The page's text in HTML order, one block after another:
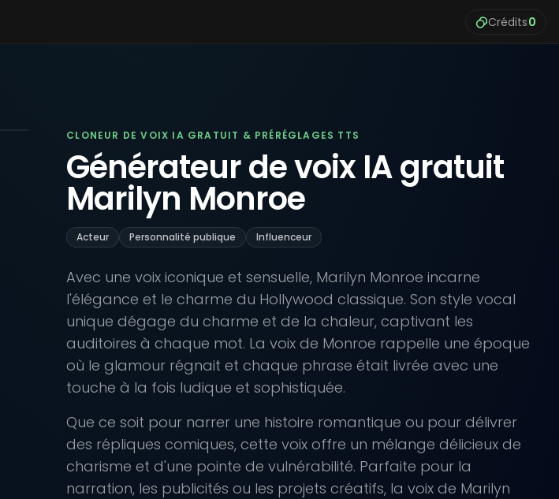
Crédits0
CLONEUR DE VOIX IA GRATUIT & PRÉRÉGLAGES TTS
Générateur de voix IA gratuit
Marilyn Monroe
Acteur Personnalité publique Influenceur
Avec une voix iconique et sensuelle, Marilyn Monroe incarne
l'élégance et le charme du Hollywood classique. Son style vocal
unique dégage du charme et de la chaleur, captivant les
auditoires à chaque mot. La voix de Monroe rappelle une époque
où le glamour régnait et chaque phrase était livrée avec une
touche à la fois ludique et sophistiquée.
Que ce soit pour narrer une histoire romantique ou pour délivrer
des répliques comiques, cette voix offre un mélange délicieux de
charisme et d'une pointe de vulnérabilité. Parfaite pour la
narration, les publicités ou les projets créatifs, la voix de Marilyn